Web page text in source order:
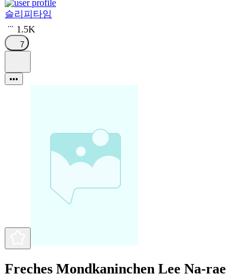
슬리피타임
1.5K
7
•••
Freches Mondkaninchen Lee Na-rae